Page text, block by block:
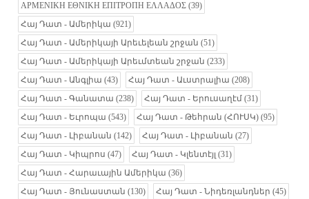
ΑΡΜΕΝΙΚΗ ΕΘΝΙΚΗ ΕΠΙΤΡΟΠΗ ΕΛΛΑΔΟΣ (39)
Հայ Դատ - Ամերիկա (921)
Հայ Դատ - Ամերիկայի Արեւելեան շրջան (51)
Հայ Դատ - Ամերիկայի Արեւմտեան շրջան (233)
Հայ Դատ - Անգլիա (43) Հայ Դատ - Աւստրալիա (208)
Հայ Դատ - Գանատա (238) Հայ Դատ - Երուսաղէմ (31)
Հայ Դատ - Եւրոպա (543) Հայ Դատ - Թեհրան (ՀՈՒՍԿ) (95)
Հայ Դատ - Լիբանան (142) Հայ Դատ - Լիբանան (27)
Հայ Դատ - Կիպրոս (47) Հայ Դատ - Կլենտէյլ (31)
Հայ Դատ - Հարաւային Ամերիկա (36)
Հայ Դատ - Յունաստան (130) Հայ Դատ - Նիդեռլանդներ (45)